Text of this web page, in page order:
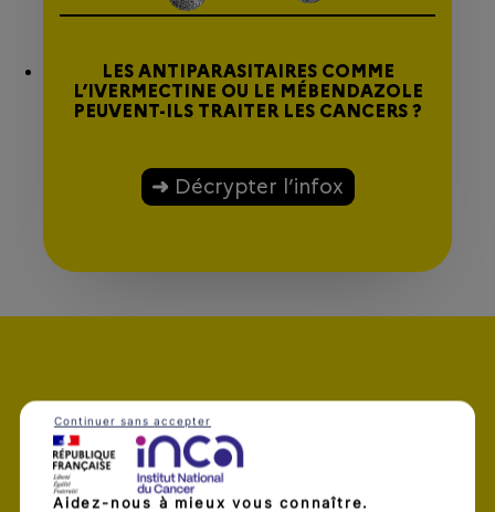
LES ANTIPARASITAIRES COMME
L’IVERMECTINE OU LE MÉBENDAZOLE
PEUVENT-ILS TRAITER LES CANCERS ?
Décrypter l’infox
Je souhaite être alerté par mail dès
qu’une nouvelle infox est publiée
Aidez-nous à mieux vous connaître.
Continuer sans accepter